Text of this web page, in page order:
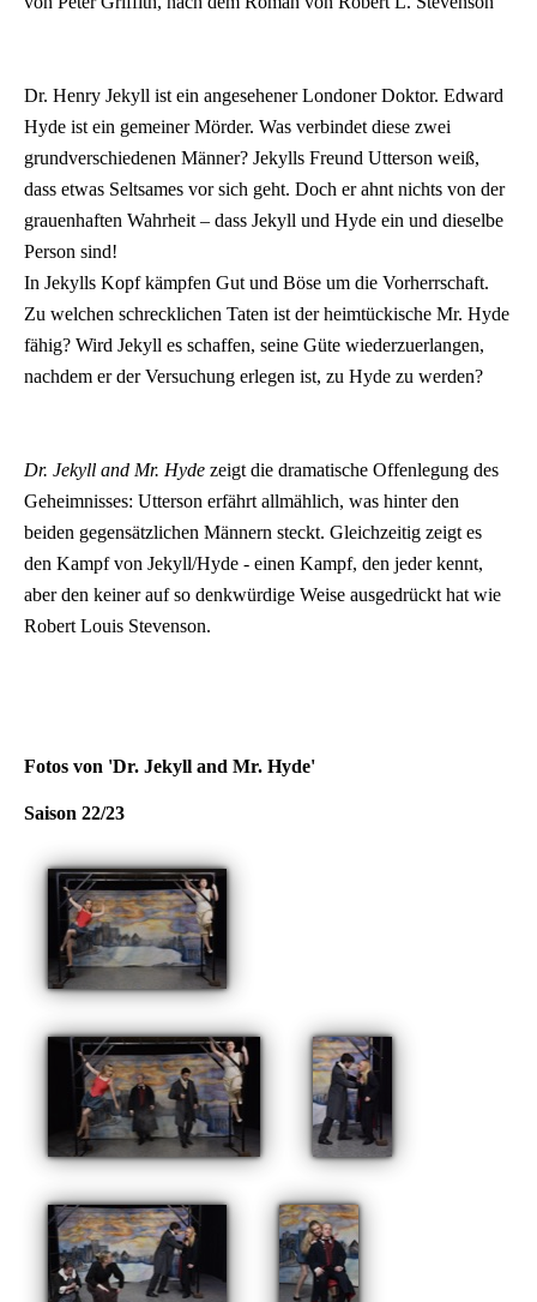
Dr. Henry Jekyll ist ein angesehener Londoner Doktor. Edward
Hyde ist ein gemeiner Mörder. Was verbindet diese zwei
grundverschiedenen Männer? Jekylls Freund Utterson weiß,
dass etwas Seltsames vor sich geht. Doch er ahnt nichts von der
grauenhaften Wahrheit – dass Jekyll und Hyde ein und dieselbe
Person sind!
In Jekylls Kopf kämpfen Gut und Böse um die Vorherrschaft.
Zu welchen schrecklichen Taten ist der heimtückische Mr. Hyde
fähig? Wird Jekyll es schaffen, seine Güte wiederzuerlangen,
nachdem er der Versuchung erlegen ist, zu Hyde zu werden?
Dr. Jekyll and Mr. Hyde zeigt die dramatische Offenlegung des
Geheimnisses: Utterson erfährt allmählich, was hinter den
beiden gegensätzlichen Männern steckt. Gleichzeitig zeigt es
den Kampf von Jekyll/Hyde - einen Kampf, den jeder kennt,
aber den keiner auf so denkwürdige Weise ausgedrückt hat wie
Robert Louis Stevenson.
Fotos von 'Dr. Jekyll and Mr. Hyde'
Saison 22/23